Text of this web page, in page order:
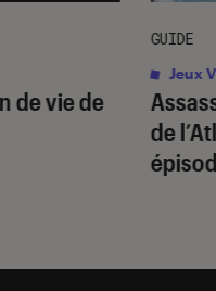
de vie de
de
GUIDE
Jeux